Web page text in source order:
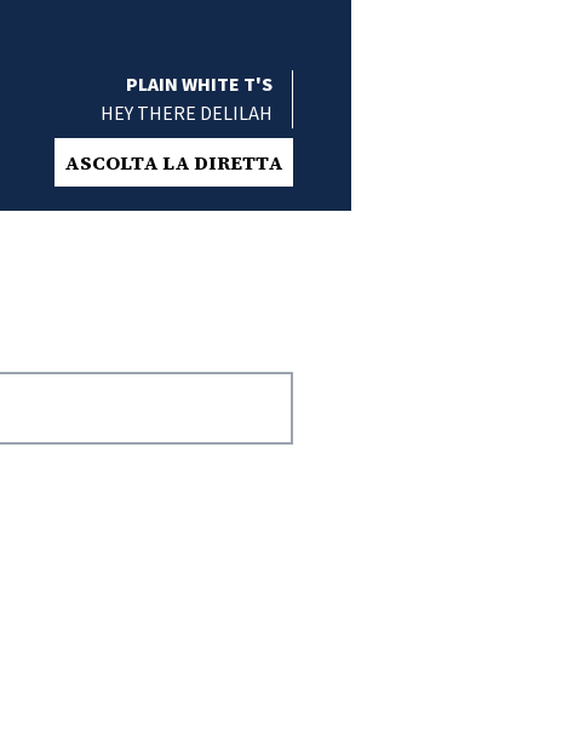
PLAIN WHITE T'S
HEY THERE DELILAH
ASCOLTA LA DIRETTA